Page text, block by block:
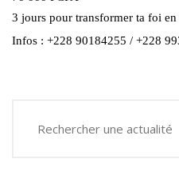
3 jours pour transformer ta foi en
Infos : +228 90184255 / +228